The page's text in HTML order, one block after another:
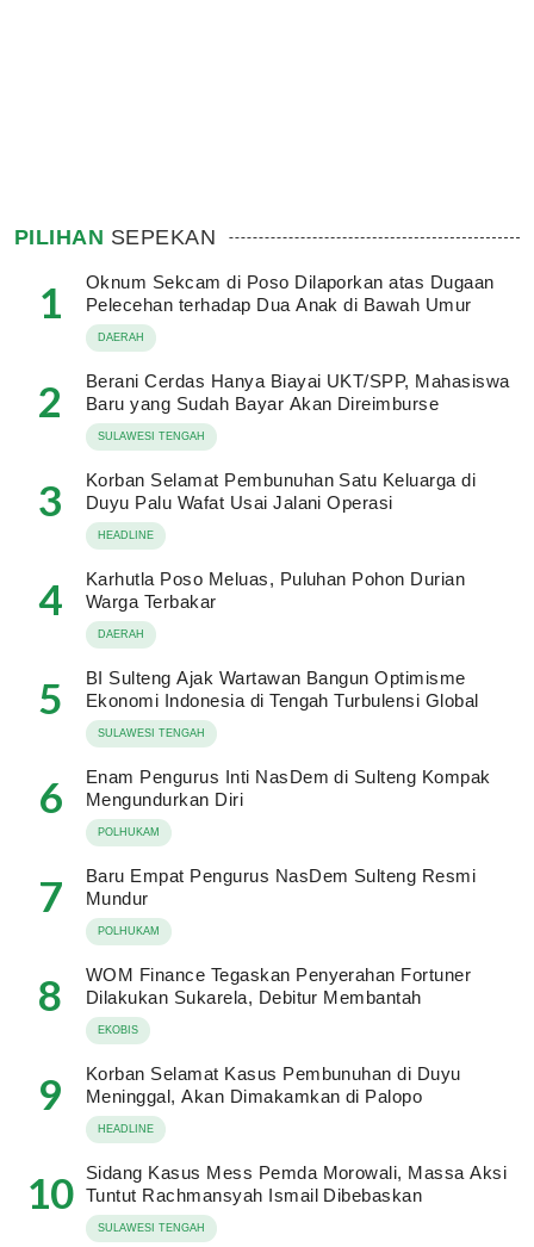
PILIHAN SEPEKAN
1
Oknum Sekcam di Poso Dilaporkan atas Dugaan
Pelecehan terhadap Dua Anak di Bawah Umur
DAERAH
2
Berani Cerdas Hanya Biayai UKT/SPP, Mahasiswa
Baru yang Sudah Bayar Akan Direimburse
SULAWESI TENGAH
3
Korban Selamat Pembunuhan Satu Keluarga di
Duyu Palu Wafat Usai Jalani Operasi
HEADLINE
4
Karhutla Poso Meluas, Puluhan Pohon Durian
Warga Terbakar
DAERAH
5
BI Sulteng Ajak Wartawan Bangun Optimisme
Ekonomi Indonesia di Tengah Turbulensi Global
SULAWESI TENGAH
6
Enam Pengurus Inti NasDem di Sulteng Kompak
Mengundurkan Diri
POLHUKAM
7
Baru Empat Pengurus NasDem Sulteng Resmi
Mundur
POLHUKAM
8
WOM Finance Tegaskan Penyerahan Fortuner
Dilakukan Sukarela, Debitur Membantah
EKOBIS
9
Korban Selamat Kasus Pembunuhan di Duyu
Meninggal, Akan Dimakamkan di Palopo
HEADLINE
10
Sidang Kasus Mess Pemda Morowali, Massa Aksi
Tuntut Rachmansyah Ismail Dibebaskan
SULAWESI TENGAH